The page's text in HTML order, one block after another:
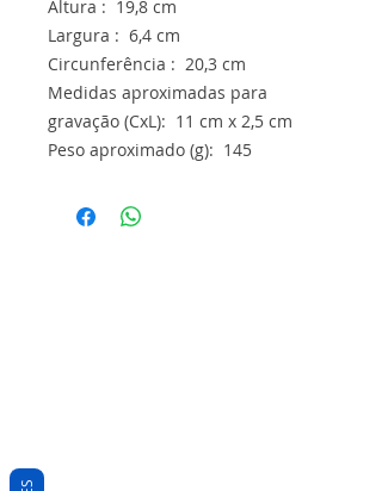
Altura : 19,8 cm
Largura : 6,4 cm
Circunferência : 20,3 cm
Medidas aproximadas para
gravação (CxL): 11 cm x 2,5 cm
Peso aproximado (g): 145